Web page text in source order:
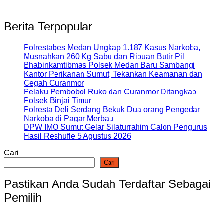
Berita Terpopular
Polrestabes Medan Ungkap 1.187 Kasus Narkoba,
Musnahkan 260 Kg Sabu dan Ribuan Butir Pil
Bhabinkamtibmas Polsek Medan Baru Sambangi
Kantor Perikanan Sumut, Tekankan Keamanan dan
Cegah Curanmor
Pelaku Pembobol Ruko dan Curanmor Ditangkap
Polsek Binjai Timur
Polresta Deli Serdang Bekuk Dua orang Pengedar
Narkoba di Pagar Merbau
DPW IMO Sumut Gelar Silaturrahim Calon Pengurus
Hasil Reshufle 5 Agustus 2026
Cari
Cari
Pastikan Anda Sudah Terdaftar Sebagai
Pemilih